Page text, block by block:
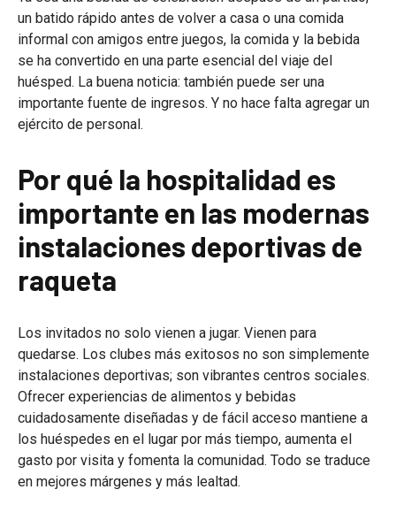
un batido rápido antes de volver a casa o una comida
informal con amigos entre juegos, la comida y la bebida
se ha convertido en una parte esencial del viaje del
huésped. La buena noticia: también puede ser una
importante fuente de ingresos. Y no hace falta agregar un
ejército de personal.
Por qué la hospitalidad es
importante en las modernas
instalaciones deportivas de
raqueta
Los invitados no solo vienen a jugar. Vienen para
quedarse. Los clubes más exitosos no son simplemente
instalaciones deportivas; son vibrantes centros sociales.
Ofrecer experiencias de alimentos y bebidas
cuidadosamente diseñadas y de fácil acceso mantiene a
los huéspedes en el lugar por más tiempo, aumenta el
gasto por visita y fomenta la comunidad. Todo se traduce
en mejores márgenes y más lealtad.